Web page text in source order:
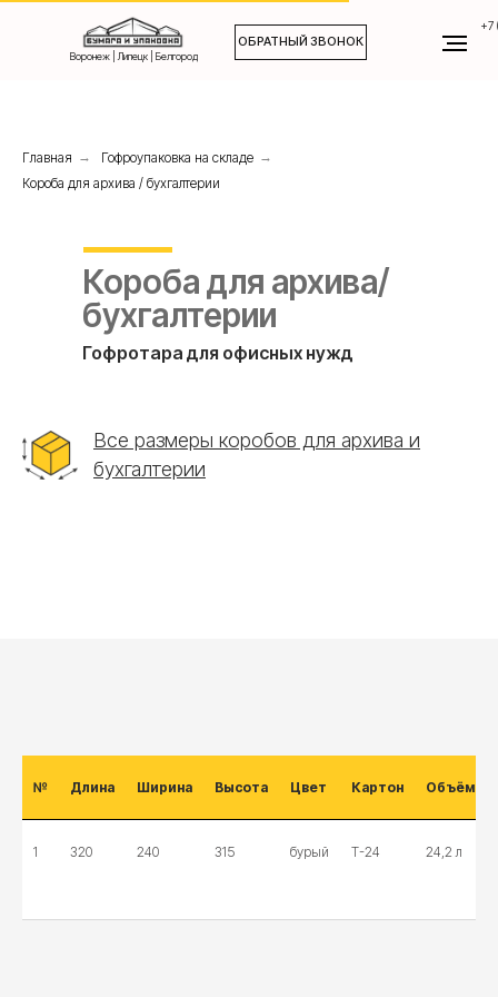
Воронеж | Липецк | Белгород
ОБРАТНЫЙ ЗВОНОК
+7
Главная → Гофроупаковка на складе →
Короба для архива / бухгалтерии
Короба для архива/
бухгалтерии
Гофротара для офисных нужд
Все размеры коробов для архива и
бухгалтерии
№ Длина Ширина Высота Цвет Картон Объём
1 320 240 315 бурый Т-24 24,2 л